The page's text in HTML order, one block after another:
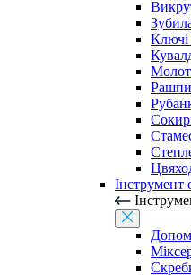
Ключі
Інструмент